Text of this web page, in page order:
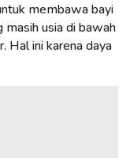
membawa bayi
masih usia di bawah
Hal ini karena daya